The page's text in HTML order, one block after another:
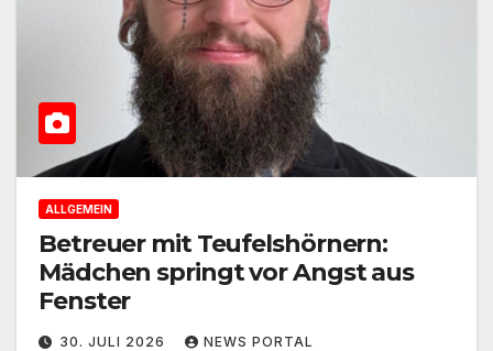
ALLGEMEIN
Betreuer mit Teufelshörnern:
Mädchen springt vor Angst aus
Fenster
30. JULI 2026 NEWS PORTAL